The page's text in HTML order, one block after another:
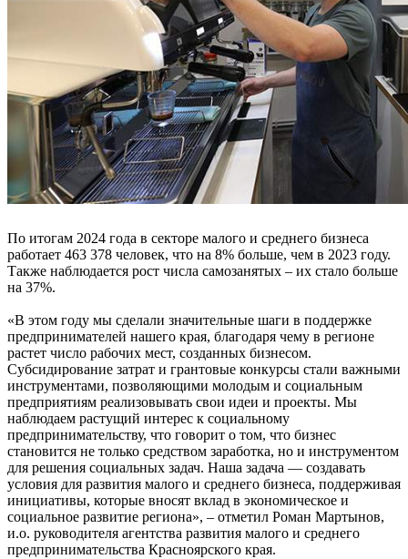
По итогам 2024 года в секторе малого и среднего бизнеса
работает 463 378 человек, что на 8% больше, чем в 2023 году.
Также наблюдается рост числа самозанятых – их стало больше
на 37%.
«В этом году мы сделали значительные шаги в поддержке
предпринимателей нашего края, благодаря чему в регионе
растет число рабочих мест, созданных бизнесом.
Субсидирование затрат и грантовые конкурсы стали важными
инструментами, позволяющими молодым и социальным
предприятиям реализовывать свои идеи и проекты. Мы
наблюдаем растущий интерес к социальному
предпринимательству, что говорит о том, что бизнес
становится не только средством заработка, но и инструментом
для решения социальных задач. Наша задача — создавать
условия для развития малого и среднего бизнеса, поддерживая
инициативы, которые вносят вклад в экономическое и
социальное развитие региона», – отметил Роман Мартынов,
и.о. руководителя агентства развития малого и среднего
предпринимательства Красноярского края.